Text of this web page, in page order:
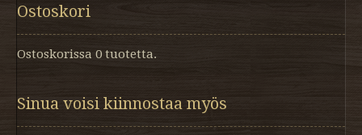
Ostoskori
Ostoskorissa 0 tuotetta.
Sinua voisi kiinnostaa myös